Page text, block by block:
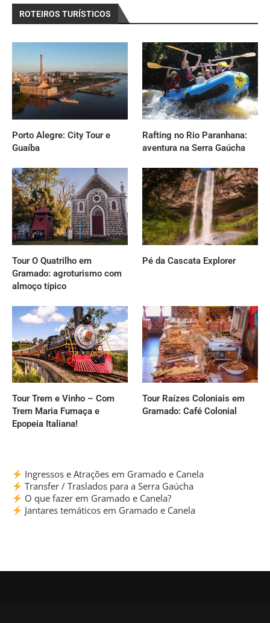
ROTEIROS TURÍSTICOS
Porto Alegre: City Tour e
Guaíba
Rafting no Rio Paranhana:
aventura na Serra Gaúcha
Tour O Quatrilho em
Gramado: agroturismo com
almoço típico
Pé da Cascata Explorer
Tour Trem e Vinho – Com
Trem Maria Fumaça e
Epopeia Italiana!
Tour Raízes Coloniais em
Gramado: Café Colonial
Ingressos e Atrações em Gramado e Canela
Transfer / Traslados para a Serra Gaúcha
O que fazer em Gramado e Canela?
Jantares temáticos em Gramado e Canela